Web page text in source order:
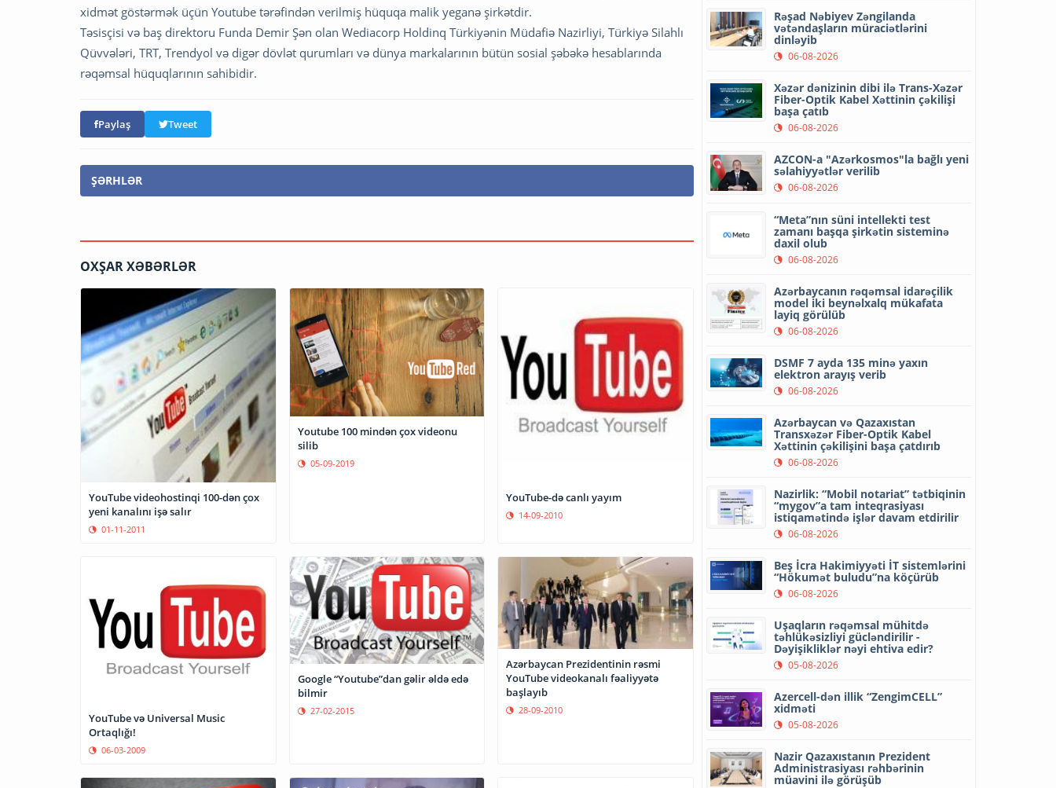
xidmət göstərmək üçün Youtube tərəfindən verilmiş hüquqa malik yeganə şirkətdir.
Təsisçisi və baş direktoru Funda Demir Şən olan Wediacorp Holdinq Türkiyənin Müdafiə Nazirliyi, Türkiyə Silahlı
Qüvvələri, TRT, Trendyol və digər dövlət qurumları və dünya markalarının bütün sosial şəbəkə hesablarında
rəqəmsal hüquqlarının sahibidir.
Paylaş Tweet
ŞƏRHLƏR
OXŞAR XƏBƏRLƏR
YouTube videohostinqi 100-dən çox
yeni kanalını işə salır
01-11-2011
Youtube 100 mindən çox videonu
silib
05-09-2019
YouTube-də canlı yayım
14-09-2010
YouTube və Universal Music
Ortaqlığı!
06-03-2009
Google “Youtube”dan gəlir əldə edə
bilmir
27-02-2015
Azərbaycan Prezidentinin rəsmi
YouTube videokanalı fəaliyyətə
başlayıb
28-09-2010
Rəşad Nəbiyev Zəngilanda
vətəndaşların müraciətlərini
dinləyib
06-08-2026
Xəzər dənizinin dibi ilə Trans-Xəzər
Fiber-Optik Kabel Xəttinin çəkilişi
başa çatıb
06-08-2026
AZCON-a "Azərkosmos"la bağlı yeni
səlahiyyətlər verilib
06-08-2026
“Meta”nın süni intellekti test
zamanı başqa şirkətin sisteminə
daxil olub
06-08-2026
Azərbaycanın rəqəmsal idarəçilik
model iki beynəlxalq mükafata
layiq görülüb
06-08-2026
DSMF 7 ayda 135 minə yaxın
elektron arayış verib
06-08-2026
Azərbaycan və Qazaxıstan
Transxəzər Fiber-Optik Kabel
Xəttinin çəkilişini başa çatdırıb
06-08-2026
Nazirlik: “Mobil notariat” tətbiqinin
“mygov”a tam inteqrasiyası
istiqamətində işlər davam etdirilir
06-08-2026
Beş İcra Hakimiyyəti İT sistemlərini
“Hökumət buludu”na köçürüb
06-08-2026
Uşaqların rəqəmsal mühitdə
təhlükəsizliyi gücləndirilir -
Dəyişikliklər nəyi ehtiva edir?
05-08-2026
Azercell-dən illik “ZengimCELL”
xidməti
05-08-2026
Nazir Qazaxıstanın Prezident
Administrasiyası rəhbərinin
müavini ilə görüşüb